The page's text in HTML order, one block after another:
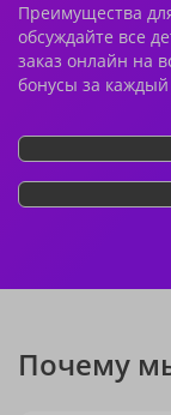
Преимущества
обсуждайте все
заказ онлайн на
бонусы за каждый
Почему